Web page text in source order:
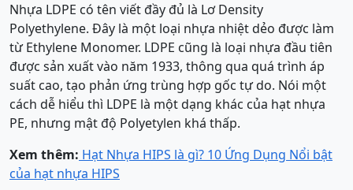
Nhựa LDPE có tên viết đầy đủ là Lơ Density
Polyethylene. Đây là một loại nhựa nhiệt dẻo được làm
từ Ethylene Monomer. LDPE cũng là loại nhựa đầu tiên
được sản xuất vào năm 1933, thông qua quá trình áp
suất cao, tạo phản ứng trùng hợp gốc tự do. Nói một
cách dễ hiểu thì LDPE là một dạng khác của hạt nhựa
PE, nhưng mật độ Polyetylen khá thấp.
Xem thêm: Hạt Nhựa HIPS là gì? 10 Ứng Dụng Nổi bật
của hạt nhựa HIPS